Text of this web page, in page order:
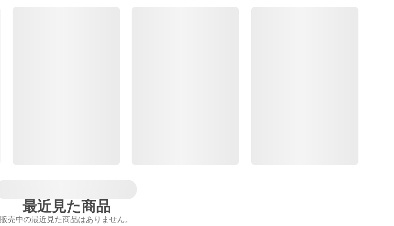
最近見た商品
販売中の最近見た商品はありません。